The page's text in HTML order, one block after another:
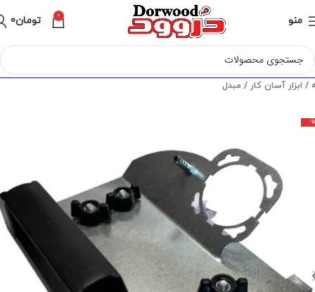
منو 0 تومان0
ابزار آسان کار مبدل
-